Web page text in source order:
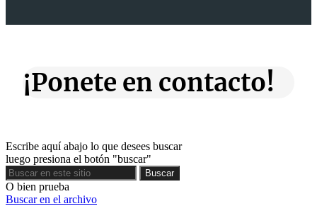
¡Ponete en contacto!
Escribe aquí abajo lo que desees buscar
luego presiona el botón "buscar"
Buscar
Buscar
O bien prueba
Buscar en el archivo